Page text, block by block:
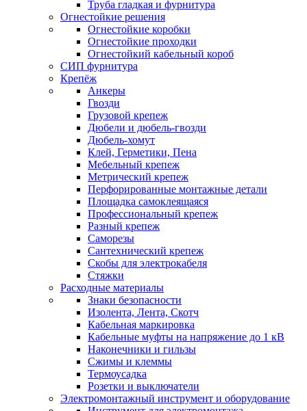
Труба гладкая и фурнитура
Огнестойкие решения
Огнестойкие коробки
Огнестойкие проходки
Огнестойкий кабельный короб
СИП фурнитура
Крепёж
Анкеры
Гвозди
Грузовой крепеж
Дюбели и дюбель-гвозди
Дюбель-хомут
Клей, Герметики, Пена
Мебельный крепеж
Метрический крепеж
Перфорированные монтажные детали
Площадка самоклеящаяся
Профессиональный крепеж
Разный крепеж
Саморезы
Сантехнический крепеж
Скобы для электрокабеля
Стяжки
Расходные материалы
Знаки безопасности
Изолента, Лента, Скотч
Кабельная маркировка
Кабельные муфты на напряжение до 1 кВ
Наконечники и гильзы
Сжимы и клеммы
Термоусадка
Розетки и выключатели
Электромонтажный инструмент и оборудование